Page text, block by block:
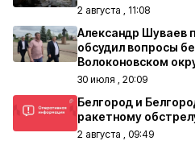
2 августа , 11:08
Александр Шуваев
обсудил вопросы
Волоконовском
30 июля , 20:09
Белгород и
ракетному
2 августа , 09:49